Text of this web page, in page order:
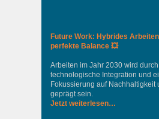
Future Work: Hybrides
perfekte Balance 💥
Arbeiten im Jahr 2030 wird
technologische Integration und
Fokussierung auf Nachhaltigkeit
geprägt sein.
Jetzt weiterlesen…